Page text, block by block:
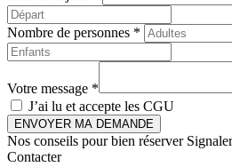
Nombre de personnes *
Votre message *
J’ai lu et accepte les CGU
ENVOYER MA DEMANDE
Nos conseils pour bien réserver
Contacter